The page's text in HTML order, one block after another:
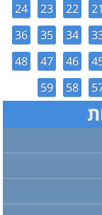
21
22
23
24
34
35
36
46
47
48
58
59